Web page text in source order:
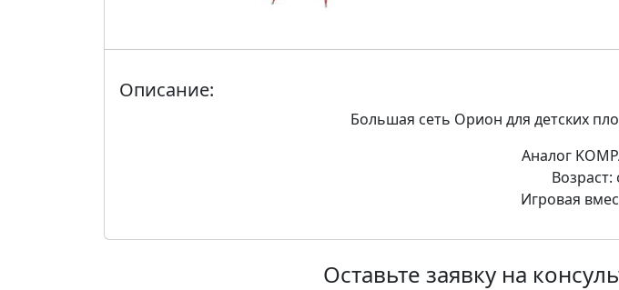
Описание:
Большая сеть Орион для детских
Аналог
Возраст:
Игровая
Оставьте заявку на